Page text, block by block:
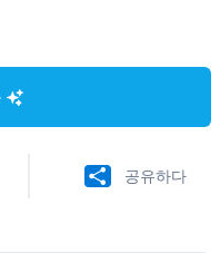
공유하다